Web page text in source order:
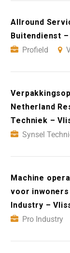
Allround
Buitendienst
Profield
Netherland
Techniek –
Synsel
Machine
voor inwoners
Industry –
Pro Industry